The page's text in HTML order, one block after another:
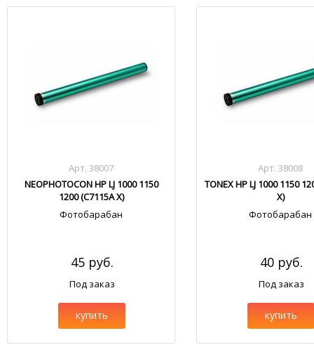
Арт. 38007
NEOPHOTOCON HP LJ 1000 1150
1200 (C7115A X)
Фотобарабан
45 руб.
Под заказ
купить
Арт. 38008
TONEX HP LJ 1000 1150
X)
Фотобарабан
40 руб.
Под заказ
купить